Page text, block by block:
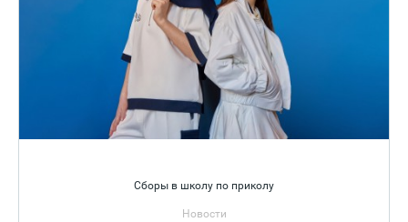
Сборы в школу по приколу
Новости